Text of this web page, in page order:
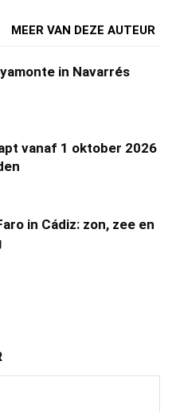
MEER VAN DEZE AUTEUR
in Navarrés
vanaf 1 oktober 2026
in Cádiz: zon, zee en